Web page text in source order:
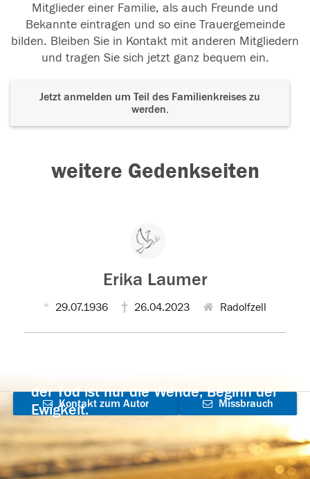
Mitglieder einer Familie, als auch Freunde und
Bekannte eintragen und so eine Trauergemeinde
bilden. Bleiben Sie in Kontakt mit anderen Mitgliedern
und tragen Sie sich jetzt ganz bequem ein.
Jetzt anmelden um Teil des Familienkreises zu
werden.
weitere Gedenkseiten
Erika Laumer
29.07.1936 26.04.2023 Radolfzell
der Tod ist nur die Wende, Beginn der
Ewigkeit.
Kontakt zum Autor
aufnehmen
Missbrauch